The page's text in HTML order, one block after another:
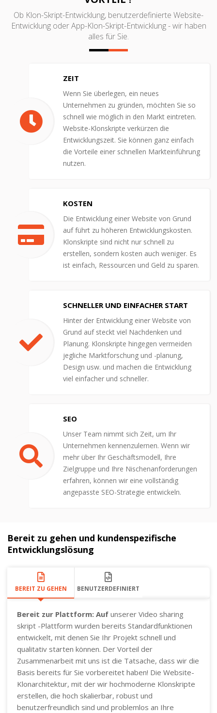
Ob Klon-Skript-Entwicklung, benutzerdefinierte Website-
Entwicklung oder App-Klon-Skript-Entwicklung - wir haben
alles für Sie.
ZEIT
Wenn Sie überlegen, ein neues
Unternehmen zu gründen, möchten Sie so
schnell wie möglich in den Markt eintreten.
Website-Klonskripte verkürzen die
Entwicklungszeit. Sie können ganz einfach
die Vorteile einer schnellen Markteinführung
nutzen.
KOSTEN
Die Entwicklung einer Website von Grund
auf führt zu höheren Entwicklungskosten.
Klonskripte sind nicht nur schnell zu
erstellen, sondern kosten auch weniger. Es
ist einfach, Ressourcen und Geld zu sparen.
SCHNELLER UND EINFACHER START
Hinter der Entwicklung einer Website von
Grund auf steckt viel Nachdenken und
Planung. Klonskripte hingegen vermeiden
jegliche Marktforschung und -planung,
Design usw. und machen die Entwicklung
viel einfacher und schneller.
SEO
Unser Team nimmt sich Zeit, um Ihr
Unternehmen kennenzulernen. Wenn wir
mehr über Ihr Geschäftsmodell, Ihre
Zielgruppe und Ihre Nischenanforderungen
erfahren, können wir eine vollständig
angepasste SEO-Strategie entwickeln.
Bereit zu gehen und kundenspezifische
Entwicklungslösung
BEREIT ZU GEHEN BENUTZERDEFINIERT
Bereit zur Plattform: Auf unserer Video sharing
skript -Plattform wurden bereits Standardfunktionen
entwickelt, mit denen Sie Ihr Projekt schnell und
qualitativ starten können. Der Vorteil der
Zusammenarbeit mit uns ist die Tatsache, dass wir die
Basis bereits für Sie vorbereitet haben! Die Website-
Klonarchitektur, mit der wir hochmoderne Klonskripte
erstellen, die hoch skalierbar, robust und
benutzerfreundlich sind und problemlos an Ihre